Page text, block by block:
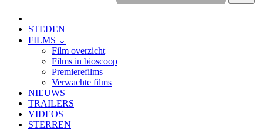
STEDEN
FILMS ⌄
Film overzicht
Films in bioscoop
Premierefilms
Verwachte films
NIEUWS
TRAILERS
VIDEOS
STERREN